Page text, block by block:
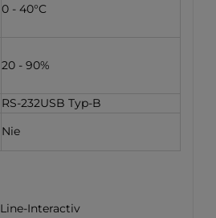
0 - 40°C
20 - 90%
RS-232USB Typ-B
Nie
Line-Interactiv